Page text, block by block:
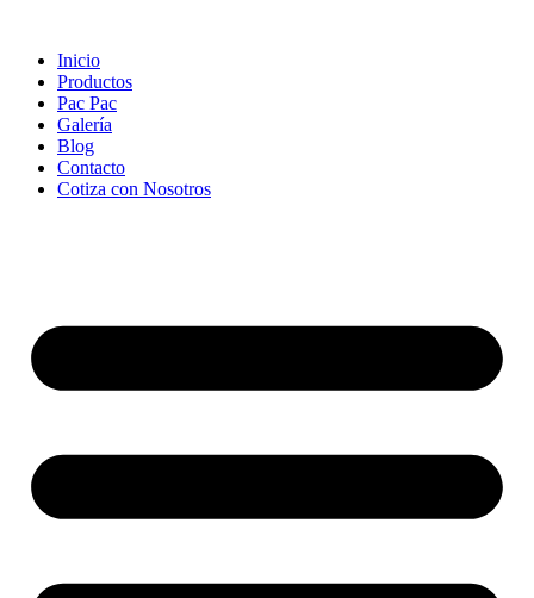
contenido
Inicio
Productos
Pac Pac
Galería
Blog
Contacto
Cotiza con Nosotros